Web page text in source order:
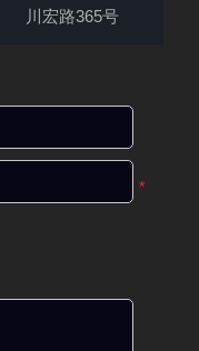
川宏路365号
*